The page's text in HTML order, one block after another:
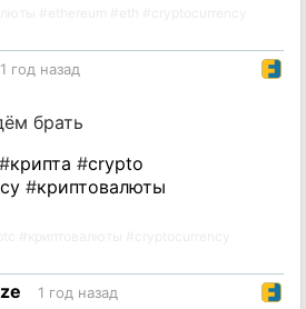
1 год назад
брать
#крипта #crypto
#криптовалюты
1 год назад